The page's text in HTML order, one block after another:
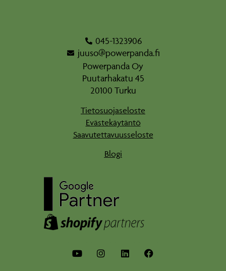
045-1323906
juuso@powerpanda.fi
Powerpanda Oy
Puutarhakatu 45
20100 Turku
Tietosuojaseloste
Evästekäytäntö
Saavutettavuusseloste
Blogi